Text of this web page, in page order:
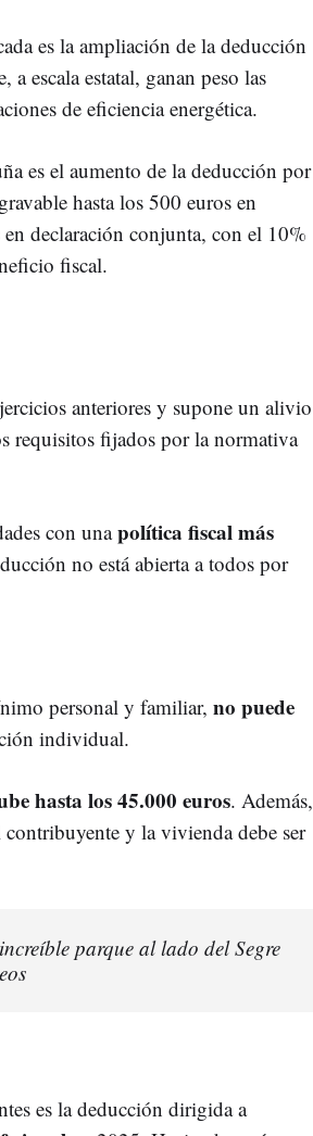
es la ampliación de la deducción
escala estatal, ganan peso las
de eficiencia energética.
es el aumento de la deducción por
hasta los 500 euros en
en declaración conjunta, con el 10%
fiscal.
anteriores y supone un alivio
requisitos fijados por la normativa
con unapolítica fiscal más
no está abierta a todos por
personal y familiar, no puede
individual.
hasta los 45.000 euros. Además,
y la vivienda debe ser
parque al lado del Segre
es la deducción dirigida a